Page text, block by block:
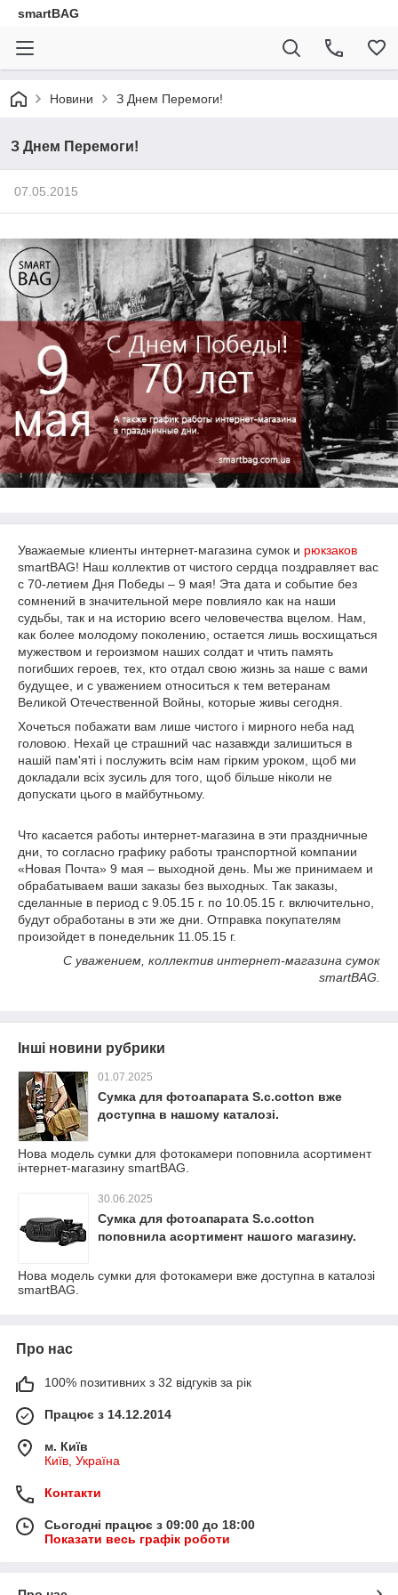
smartBAG
Новини З Днем Перемоги!
З Днем Перемоги!
07.05.2015
Уважаемые клиенты интернет-магазина сумок и рюкзаков
smartBAG! Наш коллектив от чистого сердца поздравляет вас
с 70-летием Дня Победы – 9 мая! Эта дата и событие без
сомнений в значительной мере повлияло как на наши
судьбы, так и на историю всего человечества вцелом. Нам,
как более молодому поколению, остается лишь восхищаться
мужеством и героизмом наших солдат и чтить память
погибших героев, тех, кто отдал свою жизнь за наше с вами
будущее, и с уважением относиться к тем ветеранам
Великой Отечественной Войны, которые живы сегодня.
Хочеться побажати вам лише чистого і мирного неба над
головою. Нехай це страшний час назавжди залишиться в
нашій пам'яті і послужить всім нам гірким уроком, щоб ми
докладали всіх зусиль для того, щоб більше ніколи не
допускати цього в майбутньому.
Что касается работы интернет-магазина в эти праздничные
дни, то согласно графику работы транспортной компании
«Новая Почта» 9 мая – выходной день. Мы же принимаем и
обрабатываем ваши заказы без выходных. Так заказы,
сделанные в период с 9.05.15 г. по 10.05.15 г. включительно,
будут обработаны в эти же дни. Отправка покупателям
произойдет в понедельник 11.05.15 г.
С уважением, коллектив интернет-магазина сумок
smartBAG.
Інші новини рубрики
01.07.2025
Сумка для фотоапарата S.c.cotton вже
доступна в нашому каталозі.
Нова модель сумки для фотокамери поповнила асортимент
інтернет-магазину smartBAG.
30.06.2025
Сумка для фотоапарата S.c.cotton
поповнила асортимент нашого магазину.
Нова модель сумки для фотокамери вже доступна в каталозі
smartBAG.
Про нас
100% позитивних з 32 відгуків за рік
Працює з 14.12.2014
м. Київ
Київ, Україна
Контакти
Сьогодні працює з 09:00 до 18:00
Показати весь графік роботи